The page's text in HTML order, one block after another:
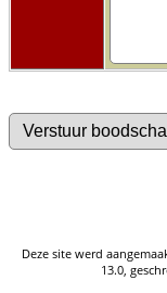
Deze site werd
13.0,